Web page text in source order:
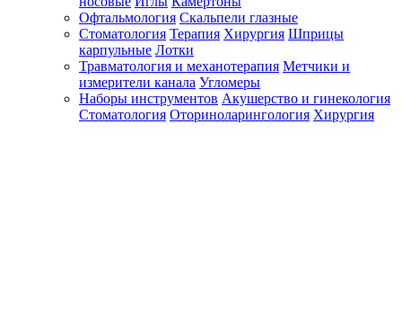
Офтальмология Скальпели глазные
Стоматология Терапия Хирургия Шприцы
карпульные Лотки
Травматология и механотерапия Метчики и
измерители канала Угломеры
Наборы инструментов Акушерство и гинекология
Стоматология Оториноларингология Хирургия